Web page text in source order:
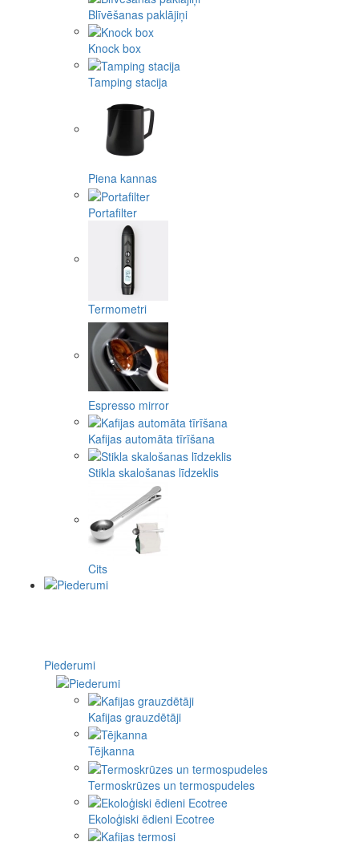
Blīvēšanas paklājiņi
Knock box
Tamping stacija
Piena kannas
Portafilter
Termometri
Espresso mirror
Kafijas automāta tīrīšana
Stikla skalošanas līdzeklis
Cits
Piederumi
Kafijas grauzdētāji
Tējkanna
Termoskrūzes un termospudeles
Ekoloģiski ēdieni Ecotree